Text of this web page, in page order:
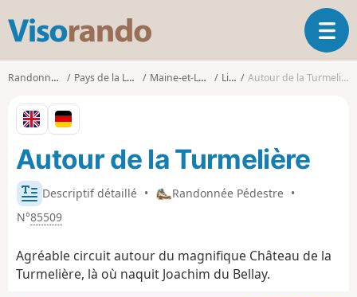
s
o
o
O
u
a
Randonnées Pays de la Loire Maine-et-Loire Liré Autour de la Turmelière
Descriptif détaillé • Randonnée Pédestre •
N°85509
Autour de la Turmelière
Agréable circuit autour du magnifique Château de la
Turmelière, là où naquit Joachim du Bellay.